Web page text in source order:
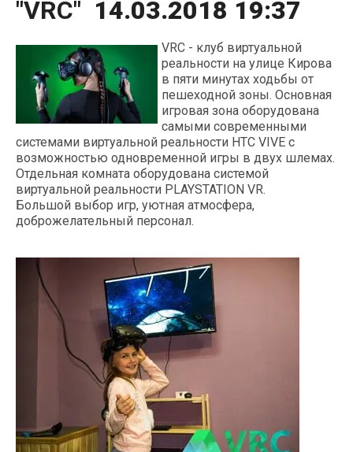
"VRC" 14.03.2018 19:37
VRC - клуб виртуальной
реальности на улице Кирова
в пяти минутах ходьбы от
пешеходной зоны. Основная
игровая зона оборудована
самыми современными
системами виртуальной реальности HTC VIVE с
возможностью одновременной игры в двух шлемах.
Отдельная комната оборудована системой
виртуальной реальности PLAYSTATION VR.
Большой выбор игр, уютная атмосфера,
доброжелательный персонал.